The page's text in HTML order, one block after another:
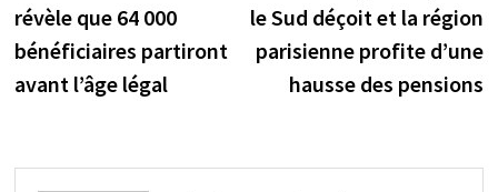
révèle que 64 000
bénéficiaires partiront
avant l’âge légal
le Sud déçoit et la région
parisienne profite d’une
hausse des pensions